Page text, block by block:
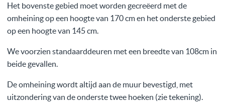
Het bovenste gebied moet worden gecreëerd met de
omheining op een hoogte van 170 cm en het onderste gebied
op een hoogte van 145 cm.
We voorzien standaarddeuren met een breedte van 108cm in
beide gevallen.
De omheining wordt altijd aan de muur bevestigd, met
uitzondering van de onderste twee hoeken (zie tekening).